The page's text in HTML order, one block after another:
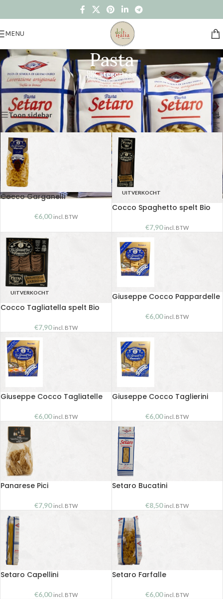
MENU
Pasta
Categorieën
Home/Winkel/Food / Pasta
Resultaat 1–15 van de 27 resultaten wordt getoond
Toon sidebar
Cocco Garganelli
€6,00 incl. BTW
UITVERKOCHT
Cocco Spaghetto spelt Bio
€7,90 incl. BTW
UITVERKOCHT
Cocco Tagliatella spelt Bio
€7,90 incl. BTW
Giuseppe Cocco Pappardelle
€6,00 incl. BTW
Giuseppe Cocco Tagliatelle
€6,00 incl. BTW
Giuseppe Cocco Taglierini
€6,00 incl. BTW
Panarese Pici
€7,90 incl. BTW
Setaro Bucatini
€8,50 incl. BTW
Setaro Capellini
€6,00 incl. BTW
Setaro Farfalle
€6,00 incl. BTW